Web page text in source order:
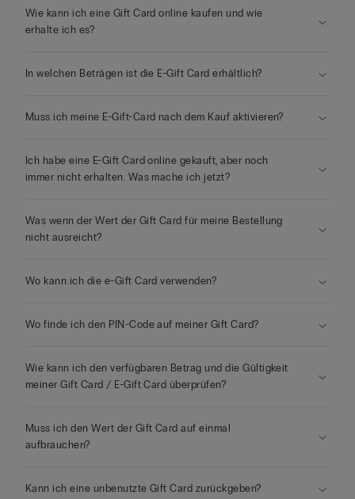
Wie kann ich eine Gift Card online kaufen und wie
erhalte ich es?
In welchen Beträgen ist die E-Gift Card erhältlich?
Muss ich meine E-Gift-Card nach dem Kauf aktivieren?
Ich habe eine E-Gift Card online gekauft, aber noch
immer nicht erhalten. Was mache ich jetzt?
Was wenn der Wert der Gift Card für meine Bestellung
nicht ausreicht?
Wo kann ich die e-Gift Card verwenden?
Wo finde ich den PIN-Code auf meiner Gift Card?
Wie kann ich den verfügbaren Betrag und die Gültigkeit
meiner Gift Card / E-Gift Card überprüfen?
Muss ich den Wert der Gift Card auf einmal
aufbrauchen?
Kann ich eine unbenutzte Gift Card zurückgeben?